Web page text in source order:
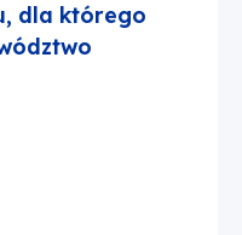
dla którego